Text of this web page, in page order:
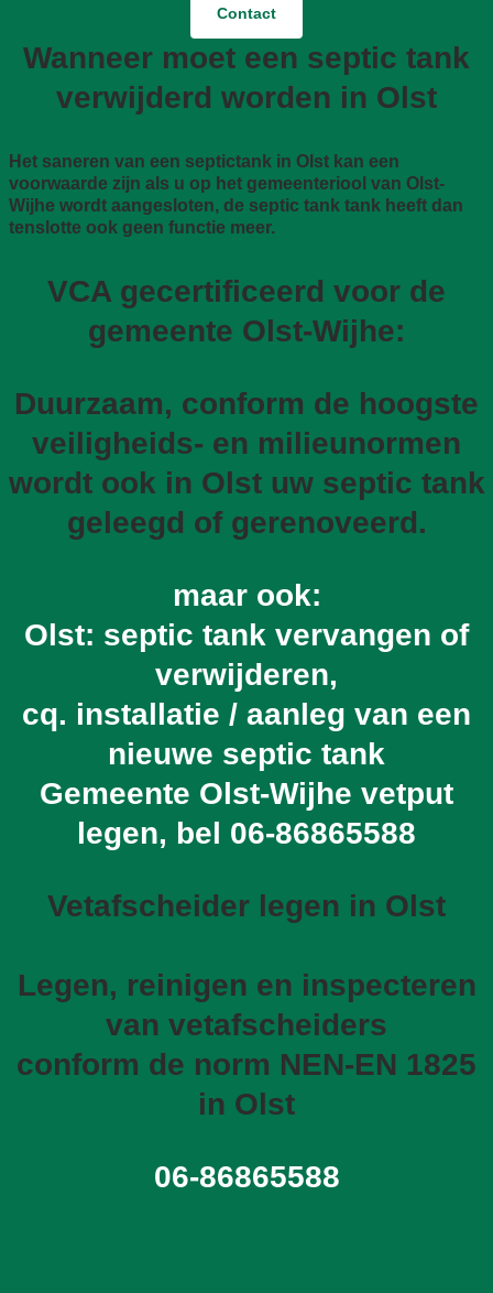
Contact
Wanneer moet een septic tank
verwijderd worden in Olst
Het saneren van een septictank in Olst kan een
voorwaarde zijn als u op het gemeenteriool van Olst-
Wijhe wordt aangesloten, de septic tank tank heeft dan
tenslotte ook geen functie meer.
VCA gecertificeerd voor de
gemeente Olst-Wijhe:
Duurzaam, conform de hoogste
veiligheids- en milieunormen
wordt ook in Olst uw septic tank
geleegd of gerenoveerd.
maar ook:
Olst: septic tank vervangen of
verwijderen,
cq. installatie / aanleg van een
nieuwe septic tank
Gemeente Olst-Wijhe vetput
legen, bel 06-86865588
Vetafscheider legen in Olst
Legen, reinigen en inspecteren
van vetafscheiders
conform de norm NEN-EN 1825
in Olst
06-86865588